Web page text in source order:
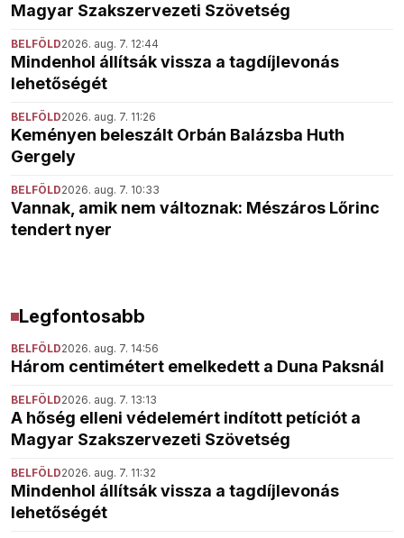
Magyar Szakszervezeti Szövetség
BELFÖLD2026. aug. 7. 12:44
Mindenhol állítsák vissza a tagdíjlevonás
lehetőségét
BELFÖLD2026. aug. 7. 11:26
Keményen beleszált Orbán Balázsba Huth
Gergely
BELFÖLD2026. aug. 7. 10:33
Vannak, amik nem változnak: Mészáros Lőrinc
tendert nyer
Legfontosabb
BELFÖLD2026. aug. 7. 14:56
Három centimétert emelkedett a Duna Paksnál
BELFÖLD2026. aug. 7. 13:13
A hőség elleni védelemért indított petíciót a
Magyar Szakszervezeti Szövetség
BELFÖLD2026. aug. 7. 11:32
Mindenhol állítsák vissza a tagdíjlevonás
lehetőségét